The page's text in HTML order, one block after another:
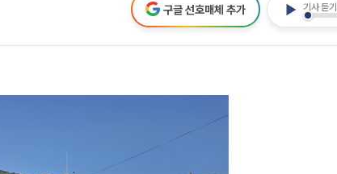
기사 듣기
구글 선호매체 추가